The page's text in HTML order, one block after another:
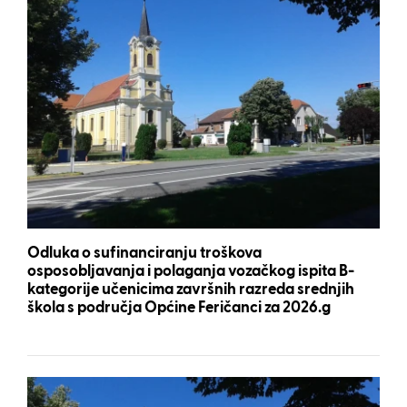
Odluka o sufinanciranju troškova
osposobljavanja i polaganja vozačkog ispita B-
kategorije učenicima završnih razreda srednjih
škola s područja Općine Feričanci za 2026.g